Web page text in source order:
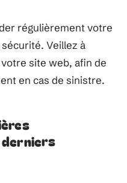
régulièrement votre
Veillez à
site web, afin de
en cas de sinistre.